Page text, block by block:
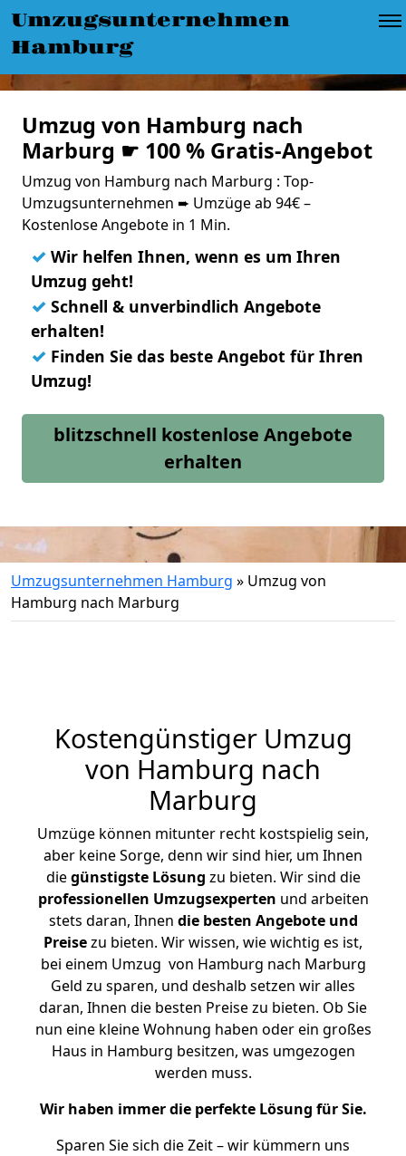
Umzugsunternehmen
Hamburg
Umzug von Hamburg nach
Marburg ☛ 100 % Gratis-Angebot
Umzug von Hamburg nach Marburg : Top-
Umzugsunternehmen ➨ Umzüge ab 94€ –
Kostenlose Angebote in 1 Min.
✓ Wir helfen Ihnen, wenn es um Ihren
Umzug geht!
✓ Schnell & unverbindlich Angebote
erhalten!
✓ Finden Sie das beste Angebot für Ihren
Umzug!
blitzschnell kostenlose Angebote
erhalten
Umzugsunternehmen Hamburg » Umzug von
Hamburg nach Marburg
Kostengünstiger Umzug
von Hamburg nach
Marburg
Umzüge können mitunter recht kostspielig sein,
aber keine Sorge, denn wir sind hier, um Ihnen
diegünstigste Lösung zu bieten. Wir sind die
professionellen Umzugsexperten und arbeiten
stets daran, Ihnen die besten Angebote und
Preisezu bieten. Wir wissen, wie wichtig es ist,
bei einem Umzug von Hamburg nach Marburg
Geld zu sparen, und deshalb setzen wir alles
daran, Ihnen die besten Preise zu bieten. Ob Sie
nun eine kleine Wohnung haben oder ein großes
Haus in Hamburg besitzen, was umgezogen
werden muss.
Wir haben immer die perfekte Lösung für Sie.
Sparen Sie sich die Zeit – wir kümmern uns